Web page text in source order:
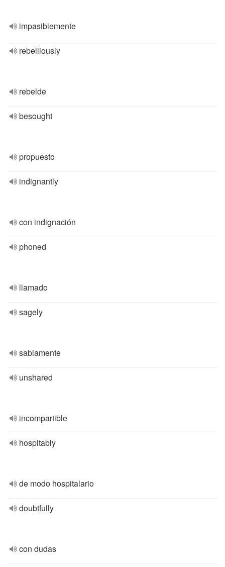
impasiblemente
rebelliously
rebelde
besought
propuesto
indignantly
con indignación
phoned
llamado
sagely
sabiamente
unshared
incompartible
hospitably
de modo hospitalario
doubtfully
con dudas